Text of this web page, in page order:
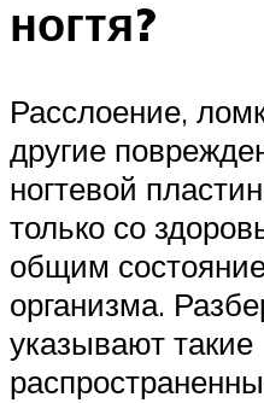
ногтя?
Расслоение,
другие
ногтевой
только со
общим
организма.
указывают такие